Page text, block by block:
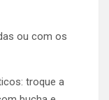
ou com os
troque a